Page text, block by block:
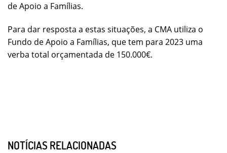
de Apoio a Famílias.
Para dar resposta a estas situações, a CMA utiliza o
Fundo de Apoio a Famílias, que tem para 2023 uma
verba total orçamentada de 150.000€.
NOTÍCIAS RELACIONADAS